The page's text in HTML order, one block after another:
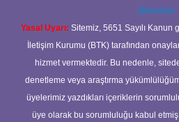
@karabul
Yasal Uyarı: Sitemiz, 5651 Sayılı
İletişim Kurumu (BTK) tarafından
hizmet vermektedir. Bu nedenle,
denetleme veya araştırma
üyelerimiz yazdıkları içeriklerin
üye olarak bu sorumluluğu kabul etmiş